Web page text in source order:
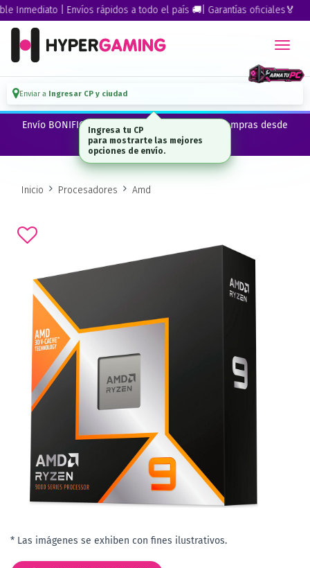
| Envíos rápidos a todo el país 🚚| Garantías oficiales🏅
Enviar a Ingresar CP y ciudad
Envío BONIFICADO a CABA · GBA ·La Plata en compras desde
$300.000*
Inicio Procesadores Amd
* Las imágenes se exhiben con fines ilustrativos.
Ingresa tu CP
para mostrarte las mejores
opciones de envío.